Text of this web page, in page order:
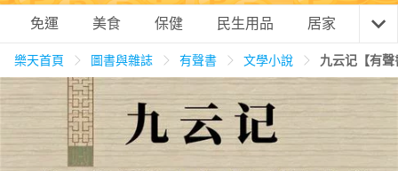
購物網分類
天天免運 美食蛋糕 養生保健 民生用品
免運 美食 保健 民生用品 居家 3C
樂天首頁 圖書與雜誌 有聲書 文學小說 九云记【有聲